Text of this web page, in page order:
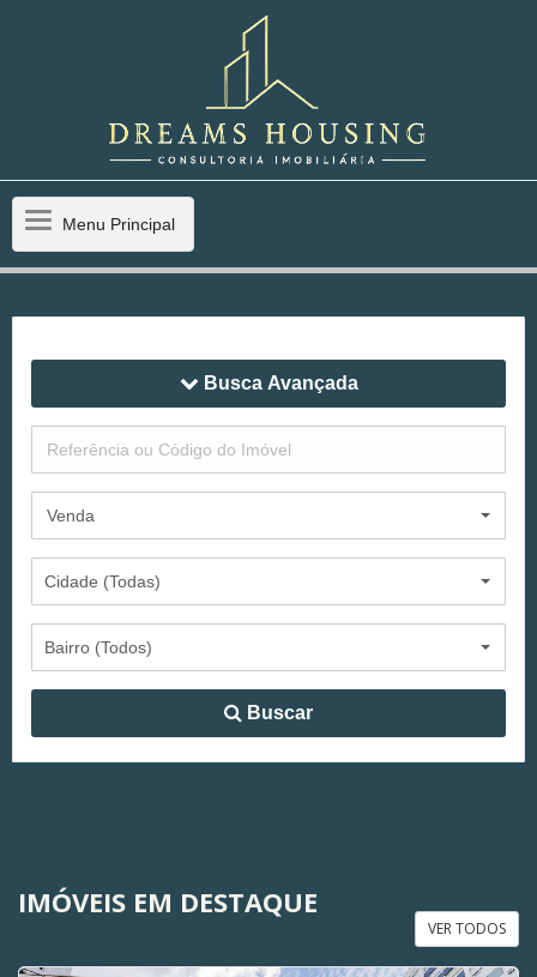
MenuMenu Principal
Busca Avançada
Venda
Cidade (Todas)
Bairro (Todos)
Buscar
IMÓVEIS EM DESTAQUE
VER TODOS